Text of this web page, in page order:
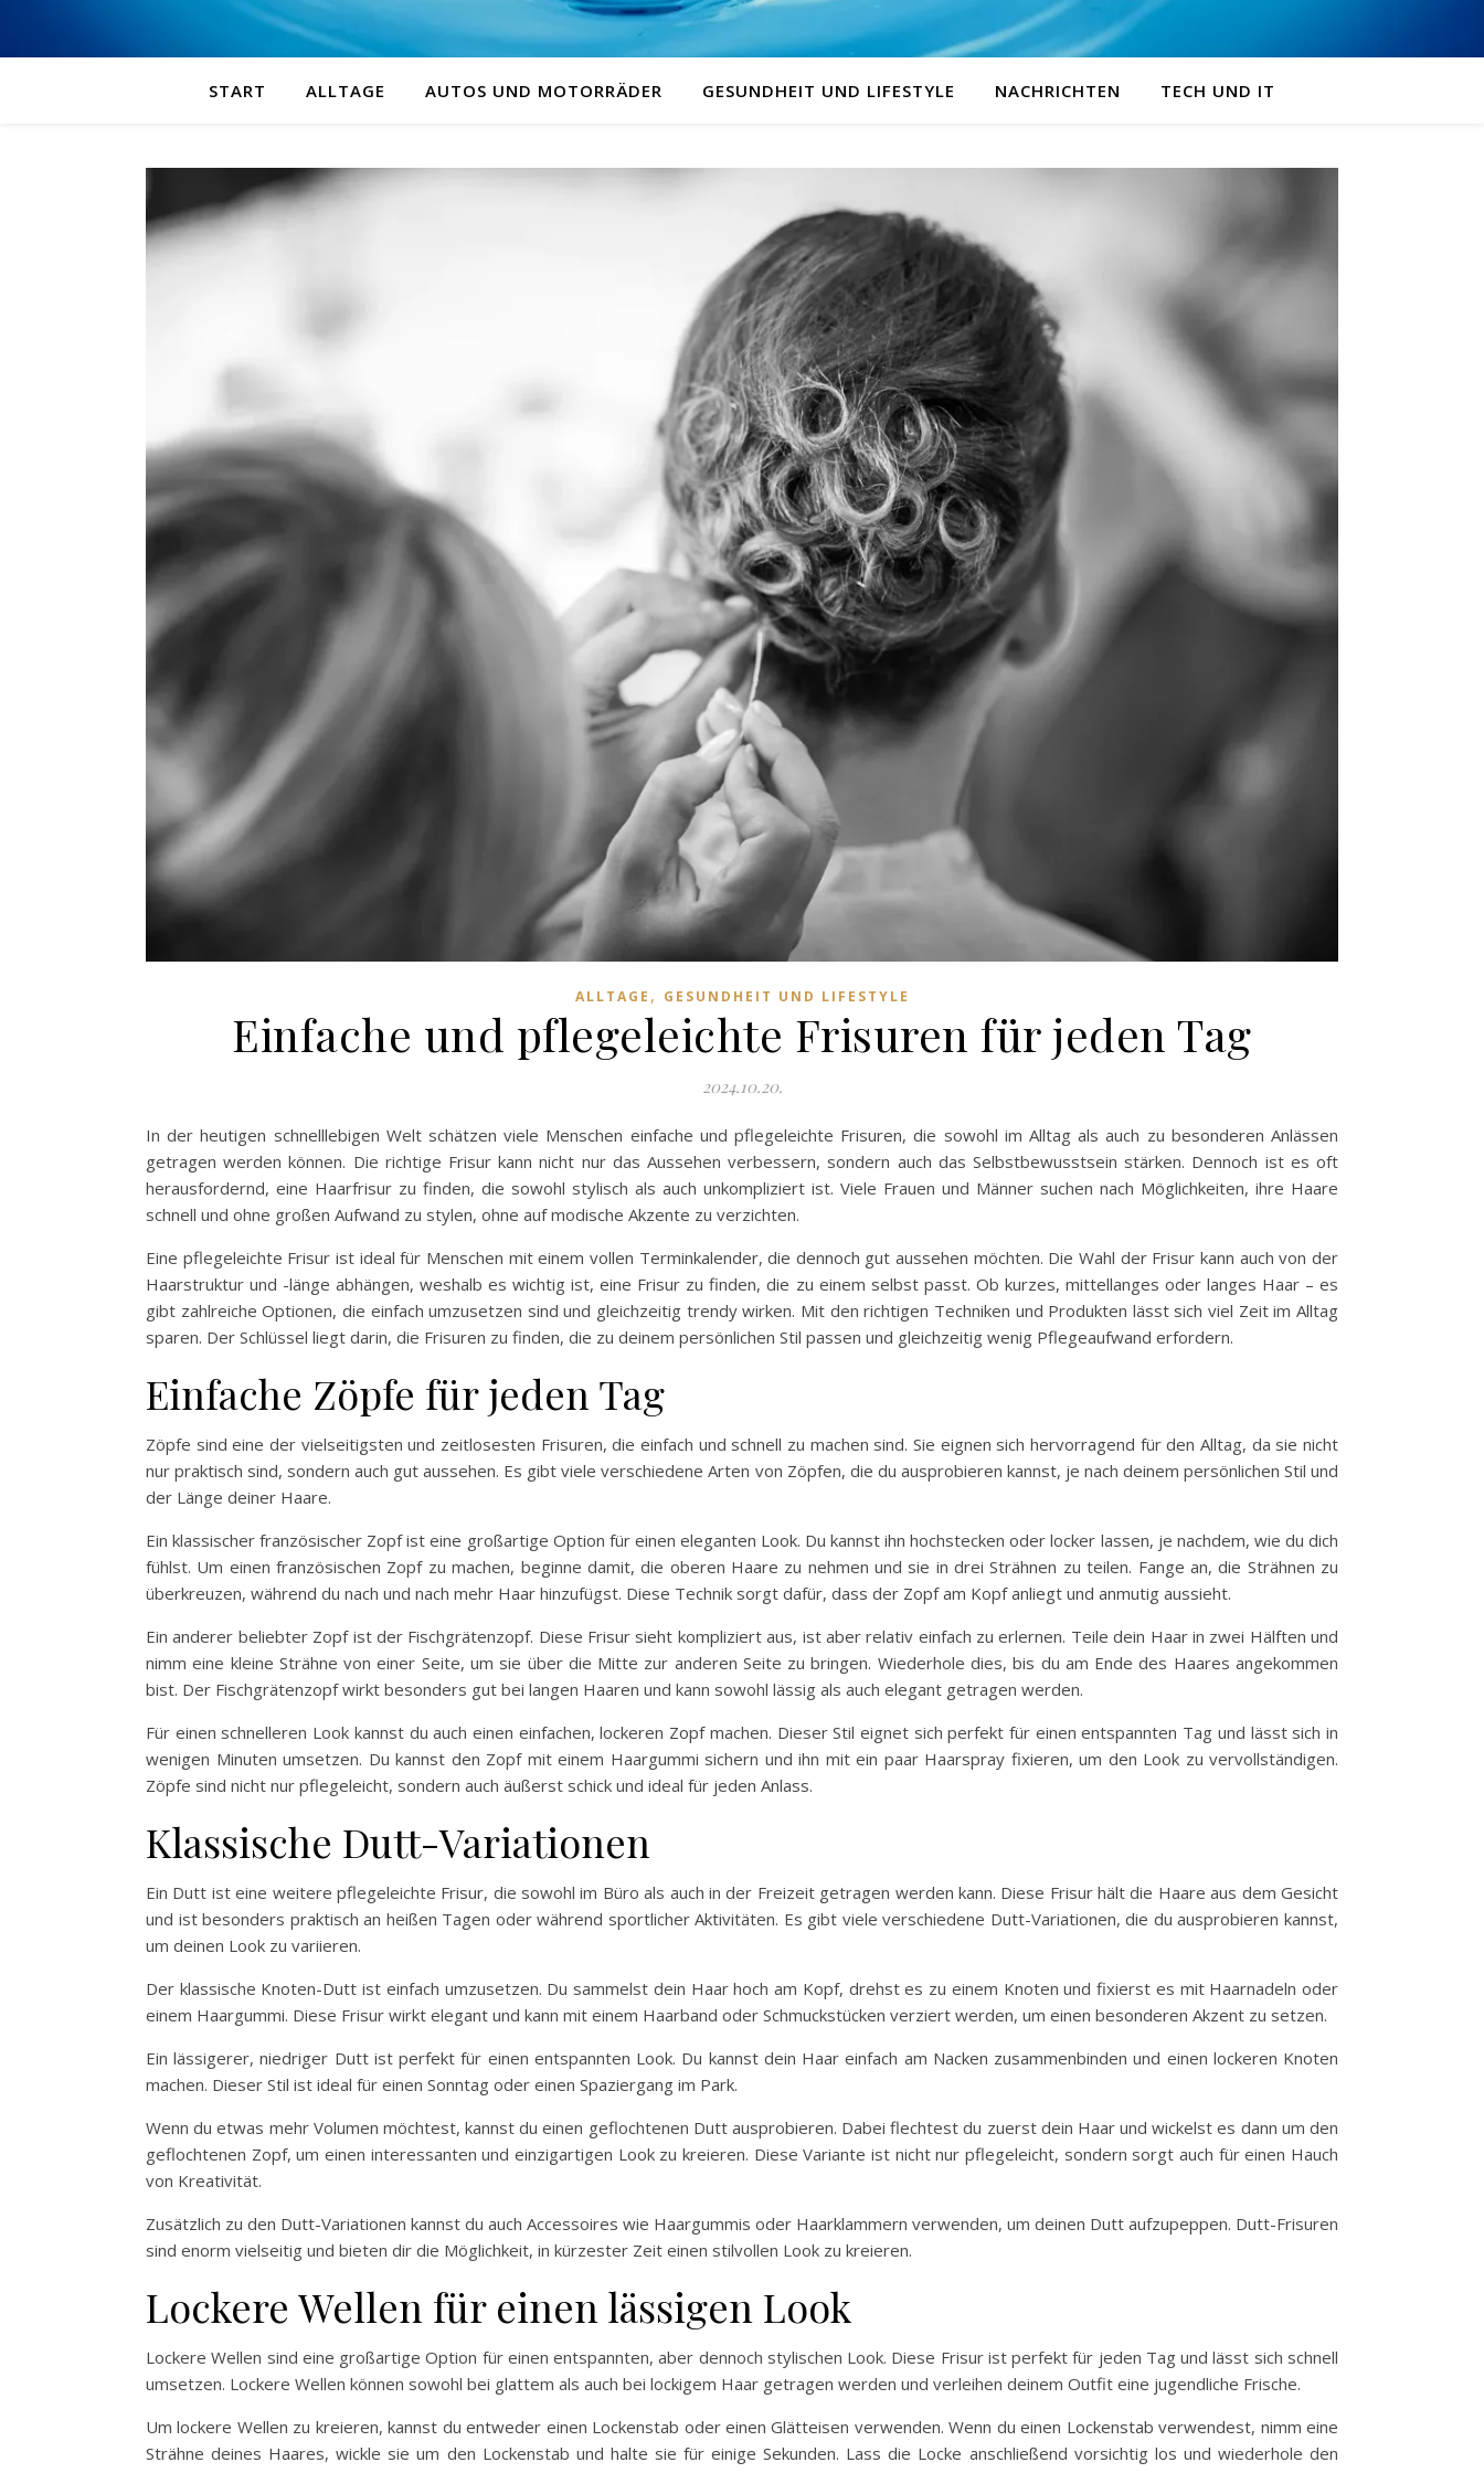
START ALLTAGE AUTOS UND MOTORRÄDER GESUNDHEIT UND LIFESTYLE NACHRICHTEN TECH UND IT
ALLTAGE , GESUNDHEIT UND LIFESTYLE
Einfache und pflegeleichte Frisuren für jeden Tag
2024.10.20.
In der heutigen schnelllebigen Welt schätzen viele Menschen einfache und pflegeleichte Frisuren, die sowohl im Alltag als auch zu besonderen Anlässen
getragen werden können. Die richtige Frisur kann nicht nur das Aussehen verbessern, sondern auch das Selbstbewusstsein stärken. Dennoch ist es oft
herausfordernd, eine Haarfrisur zu finden, die sowohl stylisch als auch unkompliziert ist. Viele Frauen und Männer suchen nach Möglichkeiten, ihre Haare
schnell und ohne großen Aufwand zu stylen, ohne auf modische Akzente zu verzichten.
Eine pflegeleichte Frisur ist ideal für Menschen mit einem vollen Terminkalender, die dennoch gut aussehen möchten. Die Wahl der Frisur kann auch von der
Haarstruktur und -länge abhängen, weshalb es wichtig ist, eine Frisur zu finden, die zu einem selbst passt. Ob kurzes, mittellanges oder langes Haar – es
gibt zahlreiche Optionen, die einfach umzusetzen sind und gleichzeitig trendy wirken. Mit den richtigen Techniken und Produkten lässt sich viel Zeit im Alltag
sparen. Der Schlüssel liegt darin, die Frisuren zu finden, die zu deinem persönlichen Stil passen und gleichzeitig wenig Pflegeaufwand erfordern.
Einfache Zöpfe für jeden Tag
Zöpfe sind eine der vielseitigsten und zeitlosesten Frisuren, die einfach und schnell zu machen sind. Sie eignen sich hervorragend für den Alltag, da sie nicht
nur praktisch sind, sondern auch gut aussehen. Es gibt viele verschiedene Arten von Zöpfen, die du ausprobieren kannst, je nach deinem persönlichen Stil und
der Länge deiner Haare.
Ein klassischer französischer Zopf ist eine großartige Option für einen eleganten Look. Du kannst ihn hochstecken oder locker lassen, je nachdem, wie du dich
fühlst. Um einen französischen Zopf zu machen, beginne damit, die oberen Haare zu nehmen und sie in drei Strähnen zu teilen. Fange an, die Strähnen zu
überkreuzen, während du nach und nach mehr Haar hinzufügst. Diese Technik sorgt dafür, dass der Zopf am Kopf anliegt und anmutig aussieht.
Ein anderer beliebter Zopf ist der Fischgrätenzopf. Diese Frisur sieht kompliziert aus, ist aber relativ einfach zu erlernen. Teile dein Haar in zwei Hälften und
nimm eine kleine Strähne von einer Seite, um sie über die Mitte zur anderen Seite zu bringen. Wiederhole dies, bis du am Ende des Haares angekommen
bist. Der Fischgrätenzopf wirkt besonders gut bei langen Haaren und kann sowohl lässig als auch elegant getragen werden.
Für einen schnelleren Look kannst du auch einen einfachen, lockeren Zopf machen. Dieser Stil eignet sich perfekt für einen entspannten Tag und lässt sich in
wenigen Minuten umsetzen. Du kannst den Zopf mit einem Haargummi sichern und ihn mit ein paar Haarspray fixieren, um den Look zu vervollständigen.
Zöpfe sind nicht nur pflegeleicht, sondern auch äußerst schick und ideal für jeden Anlass.
Klassische Dutt-Variationen
Ein Dutt ist eine weitere pflegeleichte Frisur, die sowohl im Büro als auch in der Freizeit getragen werden kann. Diese Frisur hält die Haare aus dem Gesicht
und ist besonders praktisch an heißen Tagen oder während sportlicher Aktivitäten. Es gibt viele verschiedene Dutt-Variationen, die du ausprobieren kannst,
um deinen Look zu variieren.
Der klassische Knoten-Dutt ist einfach umzusetzen. Du sammelst dein Haar hoch am Kopf, drehst es zu einem Knoten und fixierst es mit Haarnadeln oder
einem Haargummi. Diese Frisur wirkt elegant und kann mit einem Haarband oder Schmuckstücken verziert werden, um einen besonderen Akzent zu setzen.
Ein lässigerer, niedriger Dutt ist perfekt für einen entspannten Look. Du kannst dein Haar einfach am Nacken zusammenbinden und einen lockeren Knoten
machen. Dieser Stil ist ideal für einen Sonntag oder einen Spaziergang im Park.
Wenn du etwas mehr Volumen möchtest, kannst du einen geflochtenen Dutt ausprobieren. Dabei flechtest du zuerst dein Haar und wickelst es dann um den
geflochtenen Zopf, um einen interessanten und einzigartigen Look zu kreieren. Diese Variante ist nicht nur pflegeleicht, sondern sorgt auch für einen Hauch
von Kreativität.
Zusätzlich zu den Dutt-Variationen kannst du auch Accessoires wie Haargummis oder Haarklammern verwenden, um deinen Dutt aufzupeppen. Dutt-Frisuren
sind enorm vielseitig und bieten dir die Möglichkeit, in kürzester Zeit einen stilvollen Look zu kreieren.
Lockere Wellen für einen lässigen Look
Lockere Wellen sind eine großartige Option für einen entspannten, aber dennoch stylischen Look. Diese Frisur ist perfekt für jeden Tag und lässt sich schnell
umsetzen. Lockere Wellen können sowohl bei glattem als auch bei lockigem Haar getragen werden und verleihen deinem Outfit eine jugendliche Frische.
Um lockere Wellen zu kreieren, kannst du entweder einen Lockenstab oder einen Glätteisen verwenden. Wenn du einen Lockenstab verwendest, nimm eine
Strähne deines Haares, wickle sie um den Lockenstab und halte sie für einige Sekunden. Lass die Locke anschließend vorsichtig los und wiederhole den